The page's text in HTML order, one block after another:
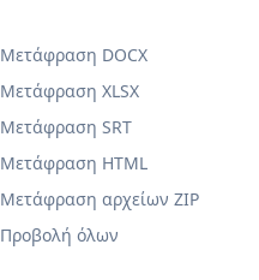
Μετάφραση DOCX
Μετάφραση XLSX
Μετάφραση SRT
Μετάφραση HTML
Μετάφραση αρχείων ZIP
Προβολή όλων